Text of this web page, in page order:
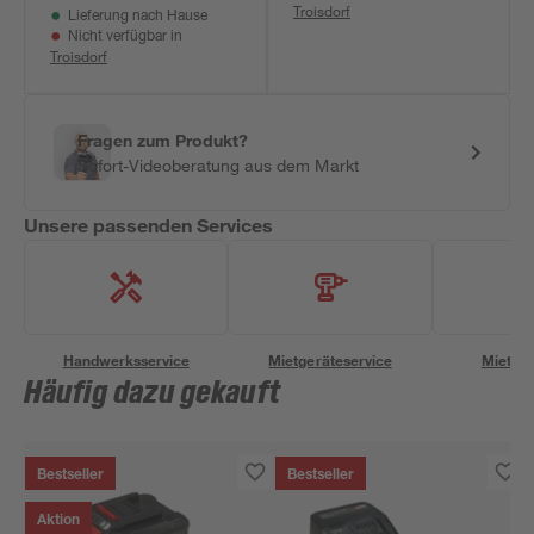
Lieferung nach Hause
Nicht verfügbar in
Troisdorf
Troisdorf
Fragen zum Produkt?
Sofort-Videoberatung aus dem Markt
Unsere passenden Services
Handwerksservice Mietgeräteservice
Häufig dazu gekauft
Bestseller
Aktion
Bestseller